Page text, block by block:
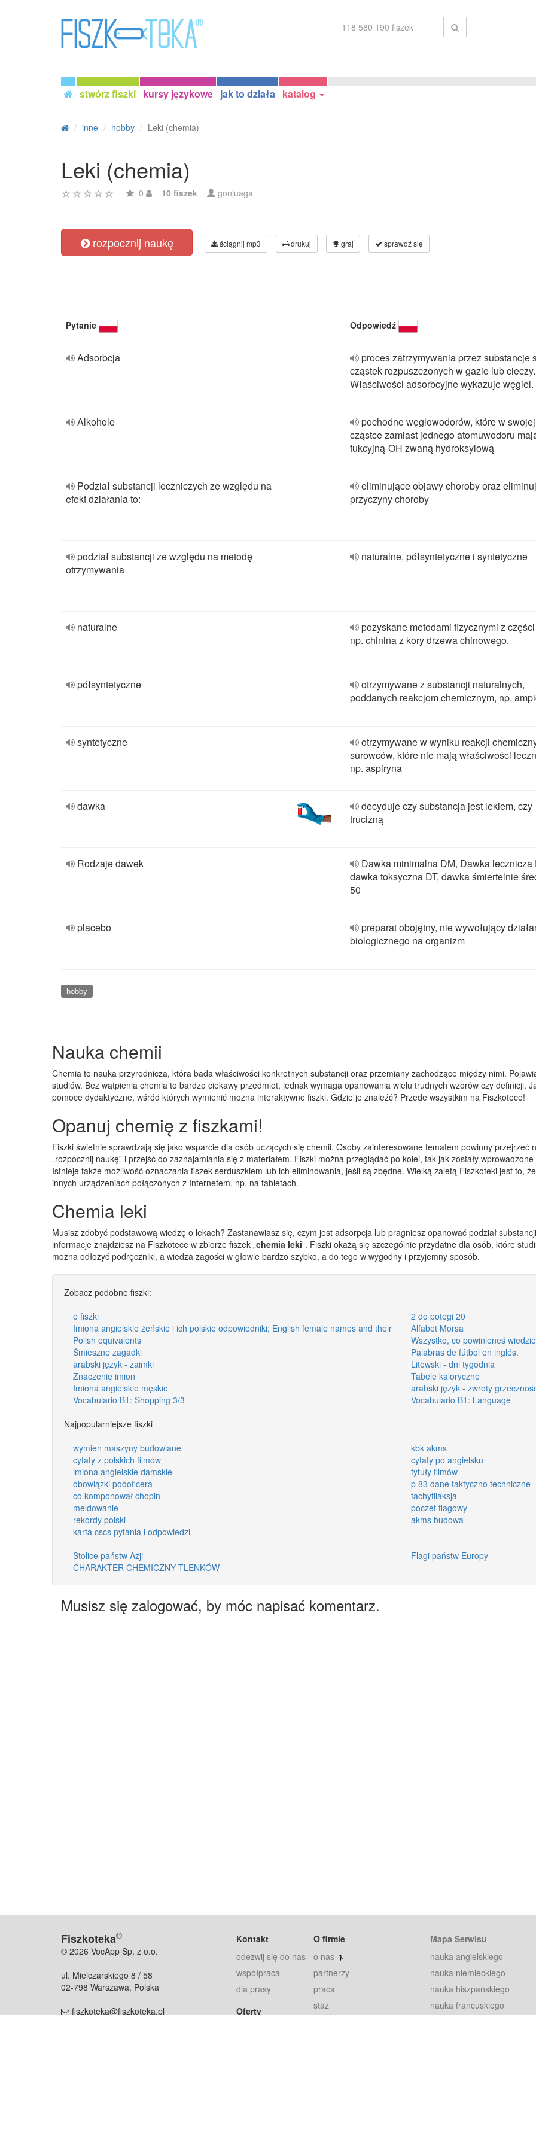
stwórz fiszki kursy językowe jak to działa katalog
inne hobby Leki (chemia)
Leki (chemia)
0 10 fiszek gonjuaga
rozpocznij naukę ściągnij mp3 drukuj graj sprawdź się
Pytanie Odpowiedź
Adsorbcja
proces zatrzymywania przez substancje
cząstek rozpuszczonych w gazie lub cieczy.
Właściwości adsorbcyjne wykazuje węgiel.
Alkohole
pochodne węglowodorów, które w swojej
cząstce zamiast jednego atomuwodoru
fukcyjną-OH zwaną hydroksylową
Podział substancji leczniczych ze względu na
efekt działania to:
eliminujące objawy choroby oraz
przyczyny choroby
podział substancji ze względu na metodę
otrzymywania
naturalne, półsyntetyczne i syntetyczne
naturalne
pozyskane metodami fizycznymi z
np. chinina z kory drzewa chinowego.
półsyntetyczne
otrzymywane z substancji naturalnych,
poddanych reakcjom chemicznym, np.
syntetyczne
otrzymywane w wyniku reakcji
surowców, które nie mają właściwości
np. aspiryna
dawka
decyduje czy substancja jest lekiem, czy
trucizną
Rodzaje dawek
Dawka minimalna DM, Dawka lecznicza
dawka toksyczna DT, dawka śmiertelnie
50
placebo
preparat obojętny, nie wywołujący
biologicznego na organizm
hobby
Nauka chemii
Chemia to nauka przyrodnicza, która bada właściwości konkretnych substancji oraz przemiany zachodzące między nimi.
studiów. Bez wątpienia chemia to bardzo ciekawy przedmiot, jednak wymaga opanowania wielu trudnych wzorów czy definicji.
pomoce dydaktyczne, wśród których wymienić można interaktywne fiszki. Gdzie je znaleźć? Przede wszystkim na Fiszkotece!
Opanuj chemię z fiszkami!
Fiszki świetnie sprawdzają się jako wsparcie dla osób uczących się chemii. Osoby zainteresowane tematem powinny przejrzeć
„rozpocznij naukę” i przejść do zaznajamiania się z materiałem. Fiszki można przeglądać po kolei, tak jak zostały
Istnieje także możliwość oznaczania fiszek serduszkiem lub ich eliminowania, jeśli są zbędne. Wielką zaletą Fiszkoteki jest to,
innych urządzeniach połączonych z Internetem, np. na tabletach.
Chemia leki
Musisz zdobyć podstawową wiedzę o lekach? Zastanawiasz się, czym jest adsorpcja lub pragniesz opanować podział
informacje znajdziesz na Fiszkotece w zbiorze fiszek „chemia leki”. Fiszki okażą się szczególnie przydatne dla osób, które
można odłożyć podręczniki, a wiedza zagości w głowie bardzo szybko, a do tego w wygodny i przyjemny sposób.
Zobacz podobne fiszki:
e fiszki
2 do potegi 20
Imiona angielskie żeńskie i ich polskie odpowiedniki; English female names and their
Polish equivalents
Alfabet Morsa
Wszystko, co powinieneś
Śmieszne zagadki
Palabras de fútbol en inglés.
arabski język - zaimki
Litewski - dni tygodnia
Znaczenie imion
Tabele kaloryczne
Imiona angielskie męskie
arabski język - zwroty
Vocabulario B1: Shopping 3/3
Vocabulario B1: Language
Najpopularniejsze fiszki
wymien maszyny budowlane
kbk akms
cytaty z polskich filmów
cytaty po angielsku
imiona angielskie damskie
tytuły filmów
obowiązki podoficera
p 83 dane taktyczno techniczne
co komponował chopin
tachyfilaksja
meldowanie
poczet flagowy
rekordy polski
akms budowa
karta cscs pytania i odpowiedzi
Stolice państw Azji
Flagi państw Europy
CHARAKTER CHEMICZNY TLENKÓW
Musisz się zalogować, by móc napisać komentarz.
Fiszkoteka®
© 2026 VocApp Sp. z o.o.
ul. Mielczarskiego 8 / 58
02-798 Warszawa, Polska
fiszkoteka@fiszkoteka.pl
Kontakt
odezwij się do nas
współpraca
dla prasy
Oferty
O firmie
o nas
partnerzy
praca
staż
Mapa Serwisu
nauka angielskiego
nauka niemieckiego
nauka hiszpańskiego
nauka francuskiego